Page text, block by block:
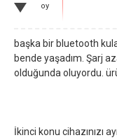
oy
başka bir bluetooth
bende yaşadım. Şarj
olduğunda oluyordu.
İkinci konu cihazınızı